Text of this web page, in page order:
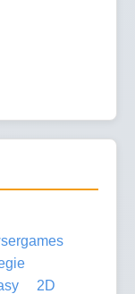
2D